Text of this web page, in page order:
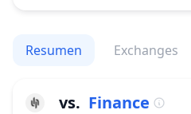
Resumen Exchanges
vs. Finance